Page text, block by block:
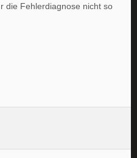
die Fehlerdiagnose nicht so